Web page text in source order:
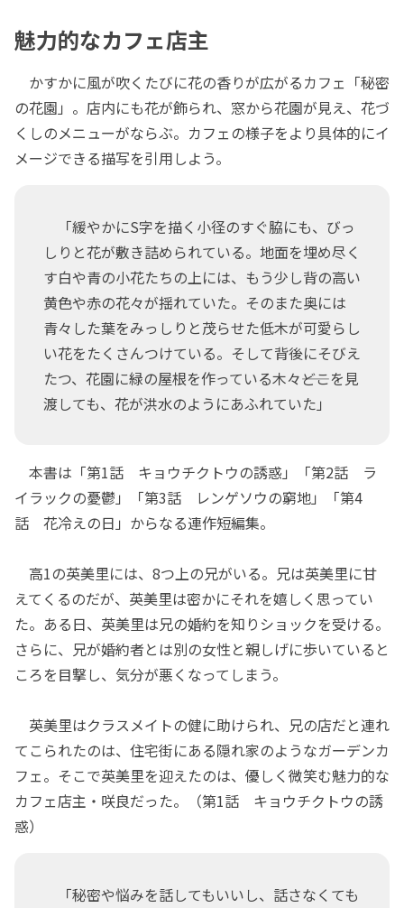
魅力的なカフェ店主
かすかに風が吹くたびに花の香りが広がるカフェ「秘密
の花園」。店内にも花が飾られ、窓から花園が見え、花づ
くしのメニューがならぶ。カフェの様子をより具体的にイ
メージできる描写を引用しよう。
「緩やかにS字を描く小径のすぐ脇にも、びっ
しりと花が敷き詰められている。地面を埋め尽く
す白や青の小花たちの上には、もう少し背の高い
黄色や赤の花々が揺れていた。そのまた奥には
青々した葉をみっしりと茂らせた低木が可愛らし
い花をたくさんつけている。そして背後にそびえ
たつ、花園に緑の屋根を作っている木々――どこを見
渡しても、花が洪水のようにあふれていた」
本書は「第1話 キョウチクトウの誘惑」「第2話 ラ
イラックの憂鬱」「第3話 レンゲソウの窮地」「第4
話 花冷えの日」からなる連作短編集。
高1の英美里には、8つ上の兄がいる。兄は英美里に甘
えてくるのだが、英美里は密かにそれを嬉しく思ってい
た。ある日、英美里は兄の婚約を知りショックを受ける。
さらに、兄が婚約者とは別の女性と親しげに歩いていると
ころを目撃し、気分が悪くなってしまう。
英美里はクラスメイトの健に助けられ、兄の店だと連れ
てこられたのは、住宅街にある隠れ家のようなガーデンカ
フェ。そこで英美里を迎えたのは、優しく微笑む魅力的な
カフェ店主・咲良だった。（第1話 キョウチクトウの誘
惑）
「秘密や悩みを話してもいいし、話さなくても